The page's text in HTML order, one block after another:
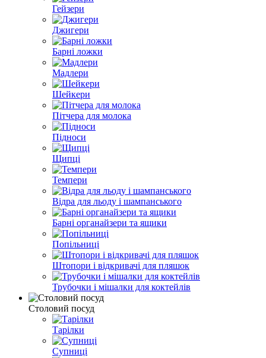
Гейзери
Джигери
Барні ложки
Мадлери
Шейкери
Пітчера для молока
Підноси
Щипці
Темпери
Відра для льоду і шампанського
Барні органайзери та ящики
Попільниці
Штопори і відкривачі для пляшок
Трубочки і мішалки для коктейлів
Столовий посуд
Тарілки
Супниці